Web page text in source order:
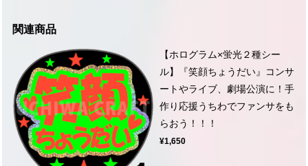
関連商品
【ホログラム×蛍光２種シー
ル】『笑顔ちょうだい』コンサ
ートやライブ、劇場公演に！手
作り応援うちわでファンサをも
らおう！！！
¥1,650